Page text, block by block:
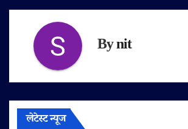
Bynit
लेटेस्ट न्यूज